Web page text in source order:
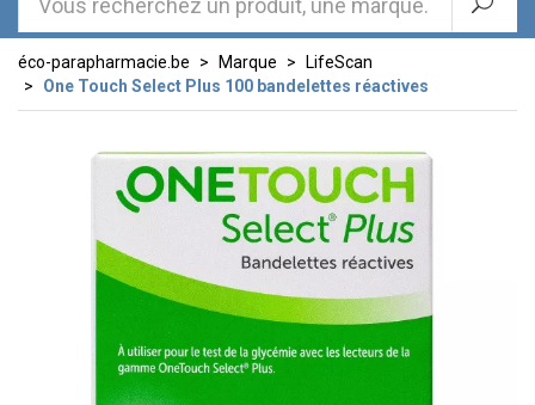
éco-parapharmacie.be Marque
LifeScan
One Touch Select Plus 100 bandelettes réactives